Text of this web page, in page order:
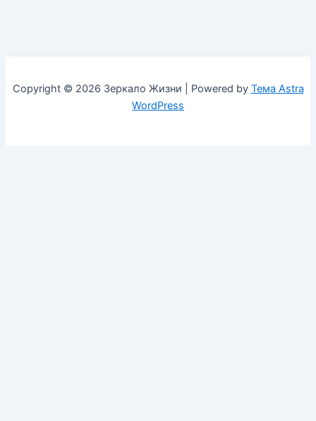
Copyright © 2026 Зеркало Жизни | Powered by Тема Astra
WordPress